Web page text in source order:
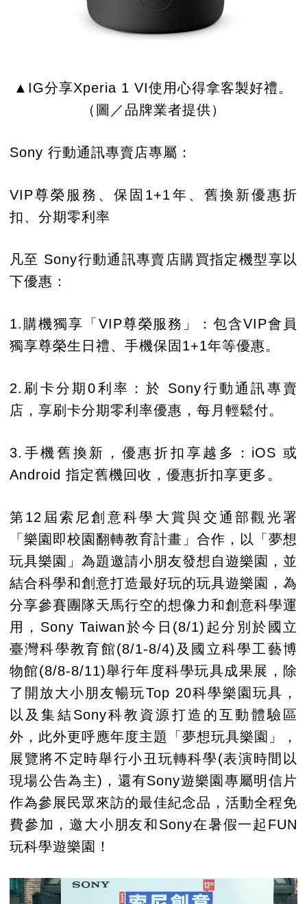
▲IG分享Xperia 1 VI使用心得拿客製好禮。
（圖／品牌業者提供）
Sony 行動通訊專賣店專屬：
VIP尊榮服務、保固1+1年、舊換新優惠折
扣、分期零利率
凡至 Sony行動通訊專賣店購買指定機型享以
下優惠：
1.購機獨享「VIP尊榮服務」：包含VIP會員
獨享尊榮生日禮、手機保固1+1年等優惠。
2.刷卡分期0利率：於 Sony行動通訊專賣
店，享刷卡分期零利率優惠，每月輕鬆付。
3.手機舊換新，優惠折扣享越多：iOS 或
Android 指定舊機回收，優惠折扣享更多。
第12屆索尼創意科學大賞與交通部觀光署
「樂園即校園翻轉教育計畫」合作，以「夢想
玩具樂園」為題邀請小朋友發想自遊樂園，並
結合科學和創意打造最好玩的玩具遊樂園，為
分享參賽團隊天馬行空的想像力和創意科學運
用，Sony Taiwan於今日(8/1)起分別於國立
臺灣科學教育館(8/1-8/4)及國立科學工藝博
物館(8/8-8/11)舉行年度科學玩具成果展，除
了開放大小朋友暢玩Top 20科學樂園玩具，
以及集結Sony科教資源打造的互動體驗區
外，此外更呼應年度主題「夢想玩具樂園」，
展覽將不定時舉行小丑玩轉科學(表演時間以
現場公告為主)，還有Sony遊樂園專屬明信片
作為參展民眾來訪的最佳紀念品，活動全程免
費參加，邀大小朋友和Sony在暑假一起FUN
玩科學遊樂園！